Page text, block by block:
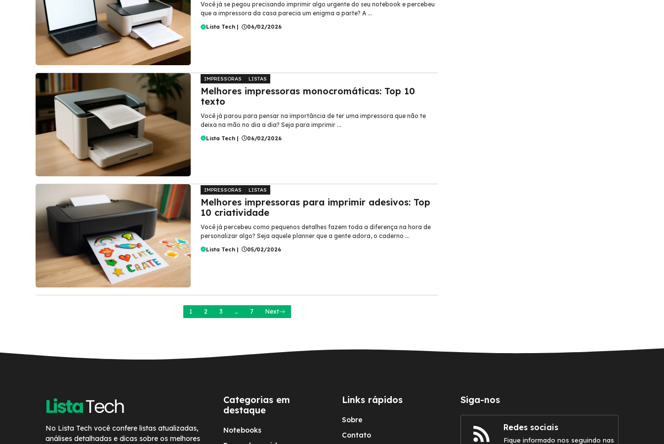
Você já se pegou precisando imprimir algo urgente do seu notebook e percebeu
que a impressora da casa parecia um enigma a parte? A ...
Lista Tech | 06/02/2026
IMPRESSORAS LISTAS
Melhores impressoras monocromáticas: Top 10
texto
Você já parou para pensar na importância de ter uma impressora que não te
deixa na mão no dia a dia? Seja para imprimir ...
Lista Tech | 06/02/2026
IMPRESSORAS LISTAS
Melhores impressoras para imprimir adesivos: Top
10 criatividade
Você já percebeu como pequenos detalhes fazem toda a diferença na hora de
personalizar algo? Seja aquele planner que a gente adora, o caderno ...
Lista Tech | 05/02/2026
1 2 3 … 7 Next
No Lista Tech você confere listas atualizadas,
análises detalhadas e dicas sobre os melhores
Categorias em
destaque
Notebooks
Links rápidos
Sobre
Contato
Siga-nos
Redes sociais
Fique informado nos seguindo nas